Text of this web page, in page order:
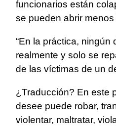
funcionarios están
se pueden abrir
“En la práctica, ningún
realmente y solo se
de las víctimas de un
¿Traducción? En este
desee puede robar,
violentar, maltratar,